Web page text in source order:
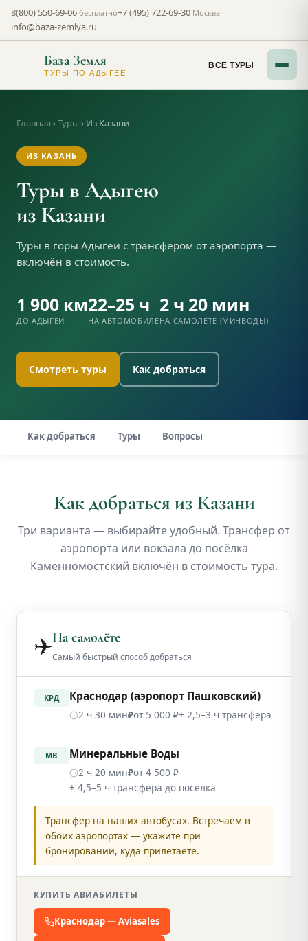
8(800) 550-69-06 бесплатно+7 (495) 722-69-30 Москва
info@baza-zemlya.ru
База Земля
ТУРЫ ПО АДЫГЕЕ
ВСЕ ТУРЫ
Главная ›Туры › Из Казани
ИЗ КАЗАНЬ
Туры в Адыгею
из Казани
Туры в горы Адыгеи с трансфером от аэропорта —
включён в стоимость.
1 900 км
ДО АДЫГЕИ
22–25 ч
НА АВТОМОБИЛЕ
2 ч 20 мин
НА САМОЛЁТЕ (МИНВОДЫ)
Смотреть туры Как добраться
Как добраться Туры Вопросы
Как добраться из Казани
Три варианта — выбирайте удобный. Трансфер от
аэропорта или вокзала до посёлка
Каменномостский включён в стоимость тура.
✈️На самолёте
Самый быстрый способ добраться
КРД Краснодар (аэропорт Пашковский)
2 ч 30 мин₽от 5 000 ₽+ 2,5–3 ч трансфера
МВ Минеральные Воды
2 ч 20 мин₽от 4 500 ₽
+ 4,5–5 ч трансфера до посёлка
Трансфер на наших автобусах. Встречаем в
обоих аэропортах — укажите при
бронировании, куда прилетаете.
КУПИТЬ АВИАБИЛЕТЫ
Краснодар — Aviasales